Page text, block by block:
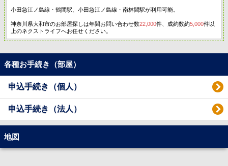
小田急江ノ島線・鶴間駅、小田急江ノ島線・南林間駅が利用可能。
神奈川県大和市のお部屋探しは年間お問い合わせ数22,000件、成約数約5,000件以
上のネクストライフへお任せください。
各種お手続き（部屋）
申込手続き（個人）
申込手続き（法人）
地図